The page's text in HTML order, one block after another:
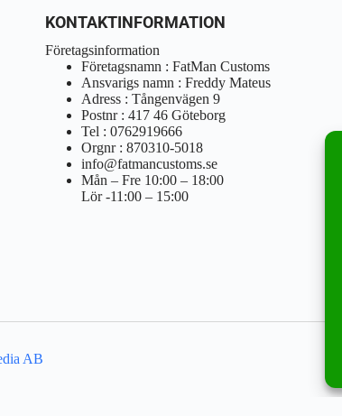
KONTAKTINFORMATION
Företagsinformation
Företagsnamn : FatMan Customs
Ansvarigs namn : Freddy Mateus
Adress : Tångenvägen 9
Postnr : 417 46 Göteborg
Tel : 0762919666
Orgnr : 870310-5018
info@fatmancustoms.se
Mån – Fre 10:00 – 18:00
Lör -11:00 – 15:00
AB